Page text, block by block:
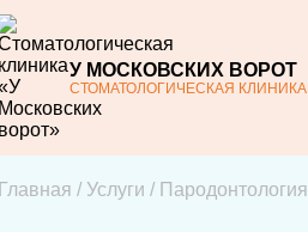
У МОСКОВСКИХ ВОРОТ
СТОМАТОЛОГИЧЕСКАЯ КЛИНИКА
Главная / Услуги / Пародонтология